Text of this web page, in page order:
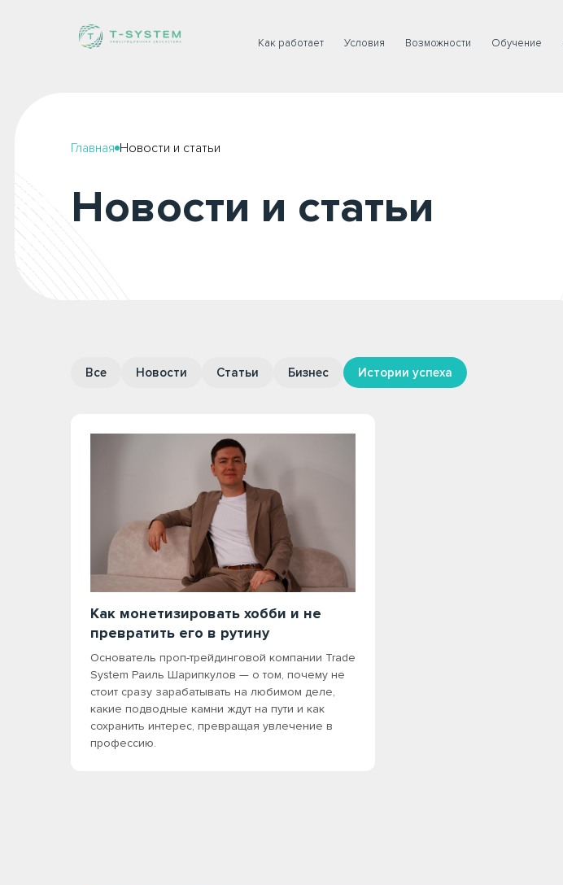
Как работает Условия Возможности Обучение
Главная Новости и статьи
Новости и статьи
Все Новости Статьи Бизнес Истории успеха
Как монетизировать хобби и не
превратить его в рутину
Основатель проп-трейдинговой компании Trade
System Раиль Шарипкулов — о том, почему не
стоит сразу зарабатывать на любимом деле,
какие подводные камни ждут на пути и как
сохранить интерес, превращая увлечение в
профессию.